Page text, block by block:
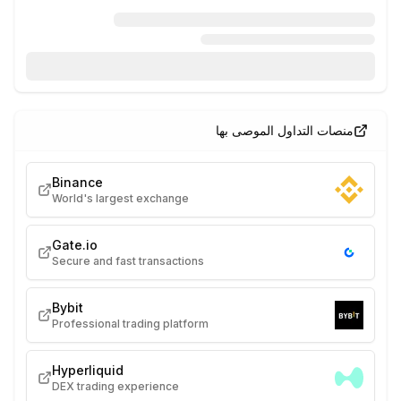
منصات التداول الموصى بها
Binance
World's largest exchange
Gate.io
Secure and fast transactions
Bybit
Professional trading platform
Hyperliquid
DEX trading experience